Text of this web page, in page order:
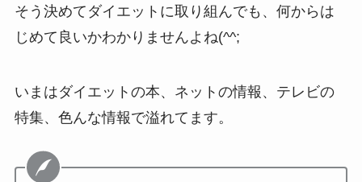
そう決めてダイエットに取り組んでも、何からは
じめて良いかわかりませんよね(^^;
いまはダイエットの本、ネットの情報、テレビの
特集、色んな情報で溢れてます。